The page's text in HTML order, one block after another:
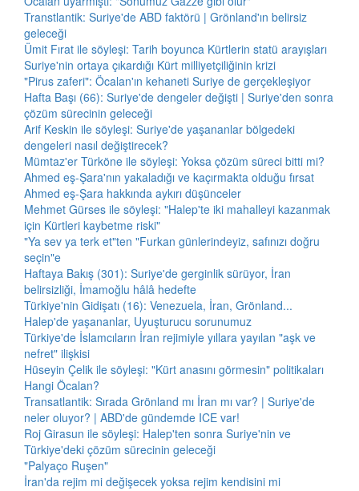
Transtlantik: Suriye'de ABD faktörü | Grönland'ın belirsiz
geleceği
Ümit Fırat ile söyleşi: Tarih boyunca Kürtlerin statü arayışları
Suriye'nin ortaya çıkardığı Kürt milliyetçiliğinin krizi
"Pirus zaferi": Öcalan'ın kehaneti Suriye de gerçekleşiyor
Hafta Başı (66): Suriye'de dengeler değişti | Suriye'den sonra
çözüm sürecinin geleceği
Arif Keskin ile söyleşi: Suriye'de yaşananlar bölgedeki
dengeleri nasıl değiştirecek?
Mümtaz'er Türköne ile söyleşi: Yoksa çözüm süreci bitti mi?
Ahmed eş-Şara'nın yakaladığı ve kaçırmakta olduğu fırsat
Ahmed eş-Şara hakkında aykırı düşünceler
Mehmet Gürses ile söyleşi: "Halep'te iki mahalleyi kazanmak
için Kürtleri kaybetme riski"
"Ya sev ya terk et"ten "Furkan günlerindeyiz, safınızı doğru
seçin"e
Haftaya Bakış (301): Suriye'de gerginlik sürüyor, İran
belirsizliği, İmamoğlu hâlâ hedefte
Türkiye'nin Gidişatı (16): Venezuela, İran, Grönland...
Halep'de yaşananlar, Uyuşturucu sorunumuz
Türkiye'de İslamcıların İran rejimiyle yıllara yayılan "aşk ve
nefret" ilişkisi
Hüseyin Çelik ile söyleşi: "Kürt anasını görmesin" politikaları
Hangi Öcalan?
Transatlantik: Sırada Grönland mı İran mı var? | Suriye'de
neler oluyor? | ABD'de gündemde ICE var!
Roj Girasun ile söyleşi: Halep'ten sonra Suriye'nin ve
Türkiye'deki çözüm sürecinin geleceği
"Palyaço Ruşen"
İran'da rejim mi değişecek yoksa rejim kendisini mi